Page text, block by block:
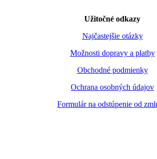
Užitočné odkazy
Najčastejšie otázky
Možnosti dopravy a platby
Obchodné podmienky
Ochrana osobných údajov
Formulár na odstúpenie od